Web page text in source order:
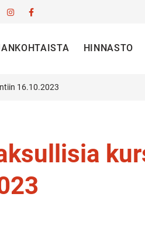
HINNASTO
16.10.2023